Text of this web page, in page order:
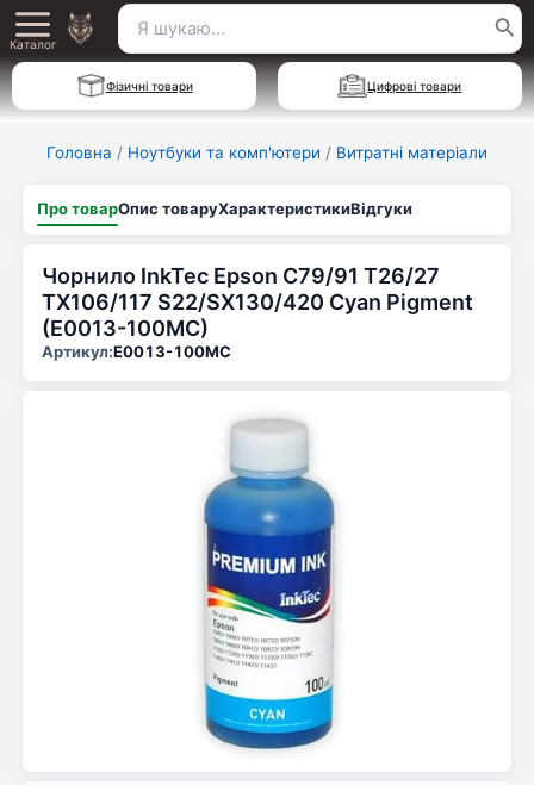
Перейти
до
вмісту
Main
Menu
Каталог
Пошук
для:
Фізичні товари Цифрові товари
Головна / Ноутбуки та комп'ютери / Витратні матеріали
Про товарОпис товаруХарактеристикиВідгуки
Чорнило InkTec Epson C79/91 Т26/27
ТХ106/117 S22/SX130/420 Cyan Pigment
(E0013-100MC)
Артикул:E0013-100MC